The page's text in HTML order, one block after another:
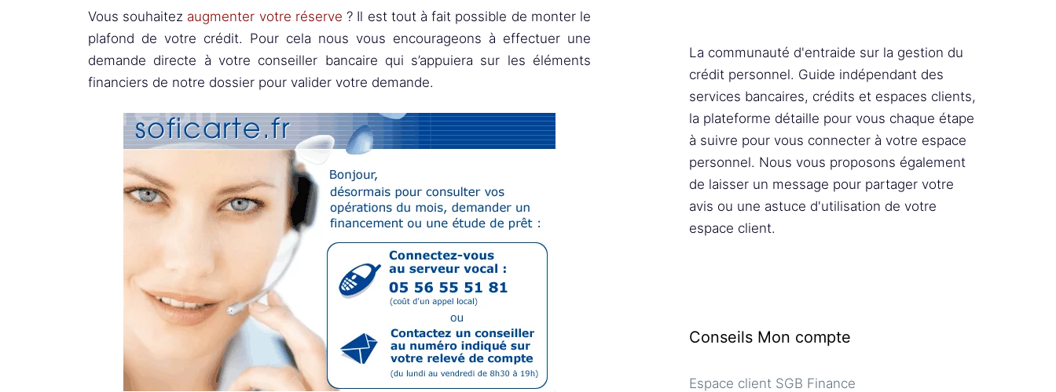
Vous souhaitez augmenter votre réserve ? Il est tout à fait possible de monter le
plafond de votre crédit. Pour cela nous vous encourageons à effectuer une
demande directe à votre conseiller bancaire qui s’appuiera sur les éléments
financiers de notre dossier pour valider votre demande.
La communauté d'entraide sur la gestion du
crédit personnel. Guide indépendant des
services bancaires, crédits et espaces clients,
la plateforme détaille pour vous chaque étape
à suivre pour vous connecter à votre espace
personnel. Nous vous proposons également
de laisser un message pour partager votre
avis ou une astuce d'utilisation de votre
espace client.
Conseils Mon compte
Espace client SGB Finance